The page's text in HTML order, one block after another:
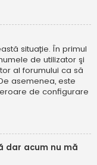
situație. În primul
de utilizator şi
al forumului ca să
asemenea, este
de configurare
dar acum nu mă